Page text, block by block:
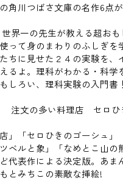
角川つばさ文庫の名作6点
界一の先生が教える超おも
って身のまわりのふしぎを
ちに見せた２４の実験を、
るよ。理科がわかる・科学
しろい、理科実験の入門書！
注文の多い料理店 セロひ
」「セロひきのゴーシュ」
ベルと象」「なめとこ山の
代表作による決定版。あま
とみちこの素敵な挿絵!